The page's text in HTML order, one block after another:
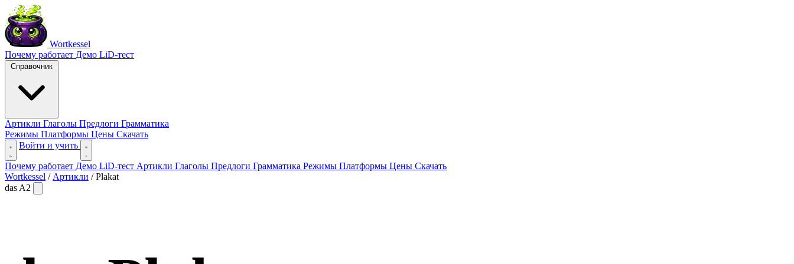
Wortkessel
Почему работает Демо LiD-тест
Справочник
Артикли Глаголы Предлоги Грамматика
Режимы Платформы Цены Скачать
Войти и учить
Почему работает Демо LiD-тест Артикли Глаголы Предлоги Грамматика Режимы Платформы Цены Скачать
Wortkessel / Артикли / Plakat
das A2